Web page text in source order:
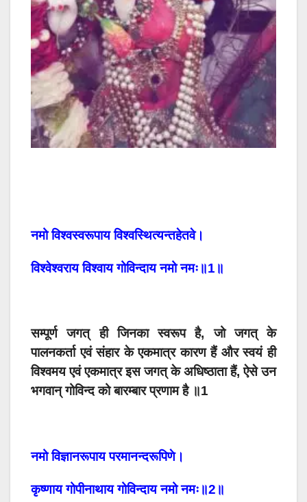
नमो विश्वस्वरूपाय विश्वस्थित्यन्तहेतवे।
विश्वेश्वराय विश्वाय गोविन्दाय नमो नमः॥1॥
सम्पूर्ण जगत् ही जिनका स्वरूप है, जो जगत् के
पालनकर्ता एवं संहार के एकमात्र कारण हैं और स्वयं ही
विश्वमय एवं एकमात्र इस जगत् के अधिष्ठाता हैं, ऐसे उन
भगवान् गोविन्द को बारम्बार प्रणाम है ॥1
नमो विज्ञानरूपाय परमानन्दरूपिणे।
कृष्णाय गोपीनाथाय गोविन्दाय नमो नमः॥2॥